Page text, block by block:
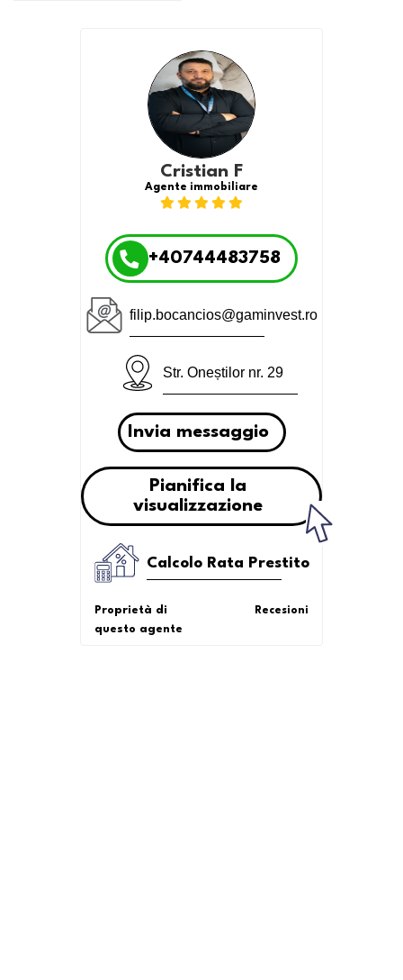
Cristian F
Agente immobiliare
+40744483758
filip.bocancios@gaminvest.ro
Str. Oneștilor nr. 29
Invia messaggio
Pianifica la
visualizzazione
Calcolo Rata Prestito
Proprietà di
questo agente
Recesioni